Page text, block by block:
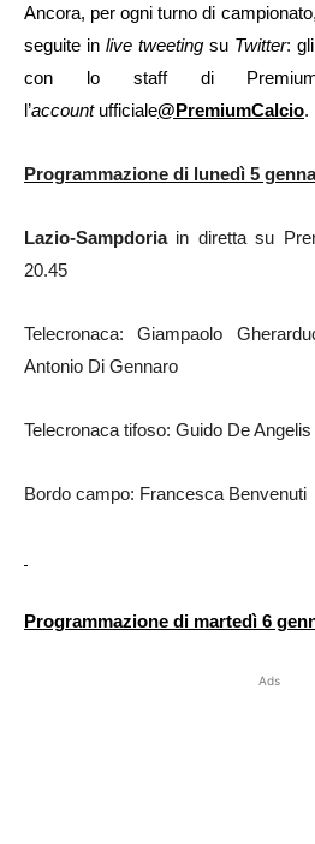
Ancora, per ogni turno di
seguite in live tweeting su Twitter:
con lo staff di Premium
l’accountufficiale@PremiumCalcio.
Programmazione di lunedì 5
Lazio-Sampdoria in diretta su
20.45
Telecronaca: Giampaolo
Antonio Di Gennaro
Telecronaca tifoso: Guido De Angelis
Bordo campo: Francesca Benvenuti
Programmazione di martedì 6
Ads